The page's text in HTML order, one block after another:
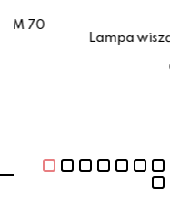
70
Lampa